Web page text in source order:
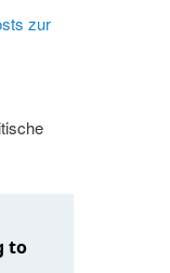
zur